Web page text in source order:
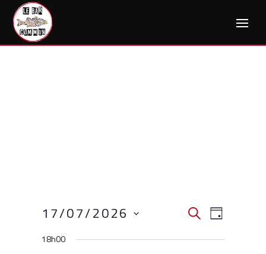
Skip
content
Recherche
et
RECHERCHE
vues
JOUR
17/07/2026
une
18h00